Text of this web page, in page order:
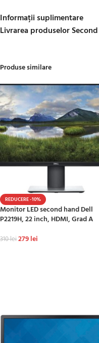
Informații suplimentare
Livrarea produselor
Produse similare
REDUCERE -10%
Monitor LED second hand Dell
P2219H, 22 inch, HDMI, Grad A
310lei279lei